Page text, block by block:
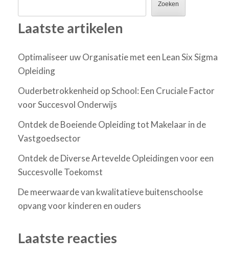
Zoeken
Laatste artikelen
Optimaliseer uw Organisatie met een Lean Six Sigma
Opleiding
Ouderbetrokkenheid op School: Een Cruciale Factor
voor Succesvol Onderwijs
Ontdek de Boeiende Opleiding tot Makelaar in de
Vastgoedsector
Ontdek de Diverse Artevelde Opleidingen voor een
Succesvolle Toekomst
De meerwaarde van kwalitatieve buitenschoolse
opvang voor kinderen en ouders
Laatste reacties